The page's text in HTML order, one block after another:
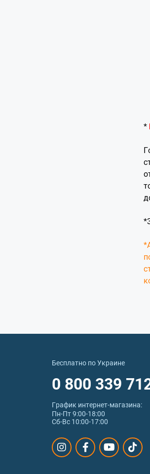
*
Бесплатно по Украине
0 800 339
График интернет‑магазина:
Пн-Пт 9:00-18:00
Сб-Вс 10:00-17:00